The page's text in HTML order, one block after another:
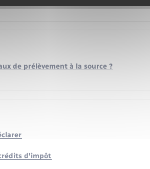
de prélèvement à la source ?
d'impôt